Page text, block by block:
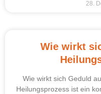
28.
Wie wirkt
Wie wirkt sich Geduld
Heilungsprozess ist ein